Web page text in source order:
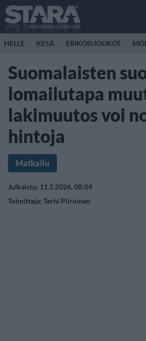
HELLE KESÄ ERIKOISJOUKOT
Suomalaisten
lomailutapa
lakimuutos voi
hintoja
Matkailu
Julkaistu: 11.5.2026, 08:04
Toimittaja: Terhi Piiroinen